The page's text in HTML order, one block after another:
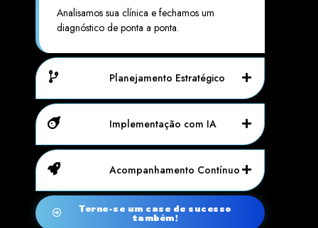
Analisamos sua clínica e fechamos um
diagnóstico de ponta a ponta.
Planejamento Estratégico
Implementação com IA
Acompanhamento Contínuo
Torne-se um case de sucesso
também!